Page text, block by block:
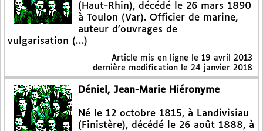
(Haut-Rhin), décédé le 26 mars 1890
à Toulon (Var). Officier de marine,
auteur d’ouvrages de
vulgarisation (…)
Article mis en ligne le 19 avril 2013
dernière modification le 24 janvier 2018
Déniel, Jean-Marie Hiéronyme
Né le 12 octobre 1815, à Landivisiau
(Finistère), décédé le 26 août 1888, à